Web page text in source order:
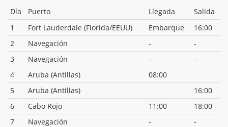
Día Puerto Llegada
Salida
1
Fort Lauderdale (Florida/EEUU) Embarque
16:00
2
Navegación -
-
3
Navegación -
-
4
Aruba (Antillas)
08:00
5
Aruba (Antillas)
16:00
6
Cabo Rojo 11:00
18:00
7
Navegación -
-